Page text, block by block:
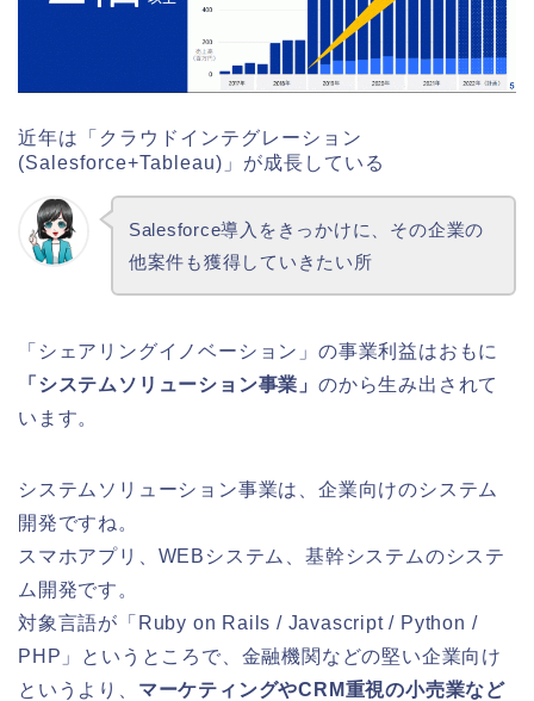
近年は「クラウドインテグレーション
(Salesforce+Tableau)」が成長している
Salesforce導入をきっかけに、その企業の
他案件も獲得していきたい所
「シェアリングイノベーション」の事業利益はおもに
「システムソリューション事業」のから生み出されて
います。
システムソリューション事業は、企業向けのシステム
開発ですね。
スマホアプリ、WEBシステム、基幹システムのシステ
ム開発です。
対象言語が「Ruby on Rails / Javascript / Python /
PHP」というところで、金融機関などの堅い企業向け
というより、 マーケティングやCRM重視の小売業など